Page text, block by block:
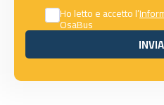
Ho letto e accetto l’
OsaBus